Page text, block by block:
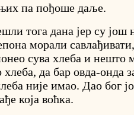
па пођоше даље.
тога дана јер су још
морали
сува хлеба и нешто
да бар овда-онда
није имао. Дао бог
која воћка.